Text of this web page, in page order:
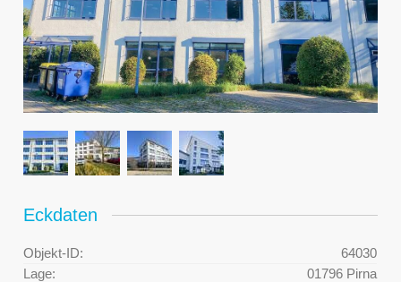
Eckdaten
Objekt-ID:
64030
Lage:
01796 Pirna